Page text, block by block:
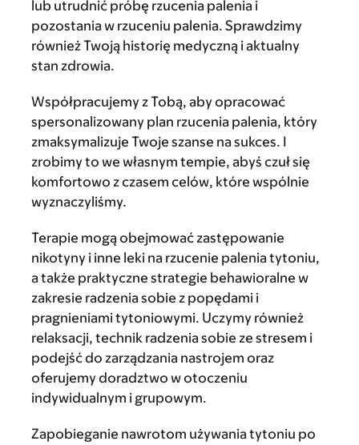
lub utrudnić próbę rzucenia palenia i
pozostania w rzuceniu palenia. Sprawdzimy
również Twoją historię medyczną i aktualny
stan zdrowia.
Współpracujemy z Tobą, aby opracować
spersonalizowany plan rzucenia palenia, który
zmaksymalizuje Twoje szanse na sukces. I
zrobimy to we własnym tempie, abyś czuł się
komfortowo z czasem celów, które wspólnie
wyznaczyliśmy.
Terapie mogą obejmować zastępowanie
nikotyny i inne leki na rzucenie palenia tytoniu,
a także praktyczne strategie behawioralne w
zakresie radzenia sobie z popędami i
pragnieniami tytoniowymi. Uczymy również
relaksacji, technik radzenia sobie ze stresem i
podejść do zarządzania nastrojem oraz
oferujemy doradztwo w otoczeniu
indywidualnym i grupowym.
Zapobieganie nawrotom używania tytoniu po